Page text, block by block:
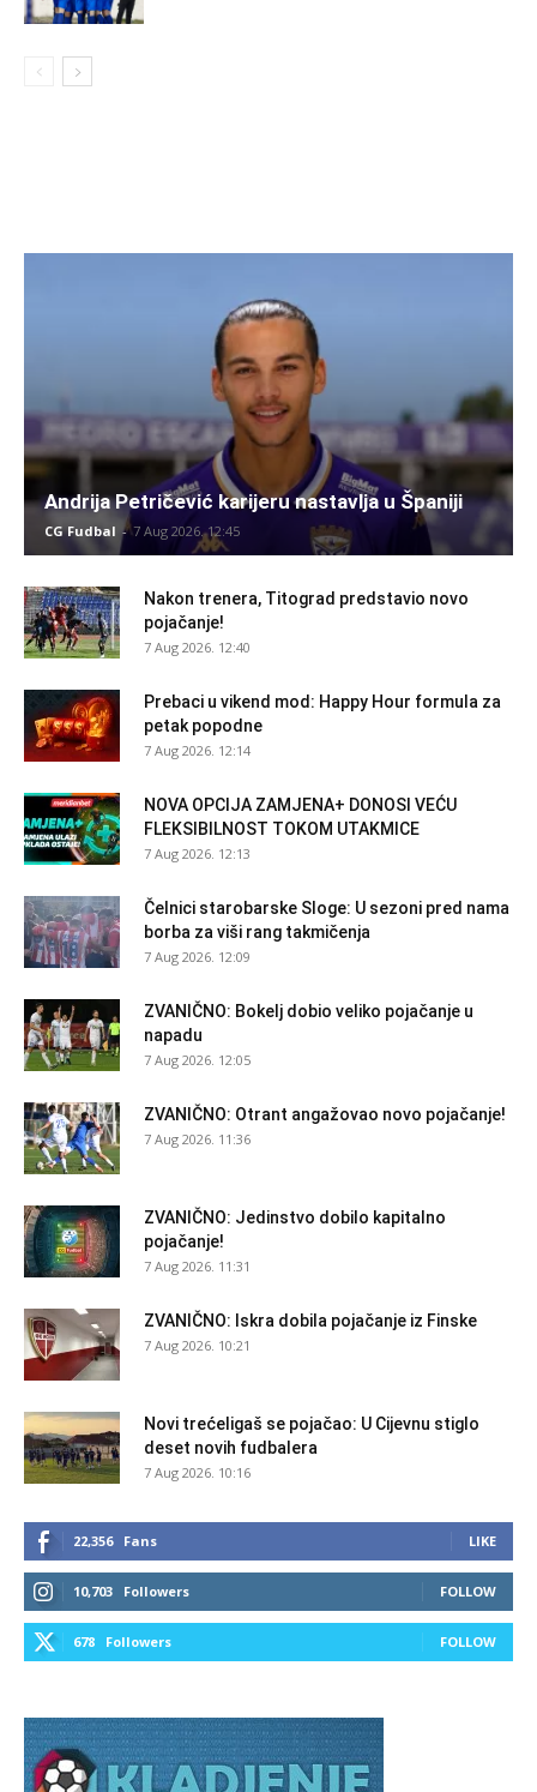
Andrija Petričević karijeru nastavlja u Španiji
CG Fudbal - 7 Aug 2026. 12:45
Nakon trenera, Titograd predstavio novo
pojačanje!
7 Aug 2026. 12:40
Prebaci u vikend mod: Happy Hour formula za
petak popodne
7 Aug 2026. 12:14
NOVA OPCIJA ZAMJENA+ DONOSI VEĆU
FLEKSIBILNOST TOKOM UTAKMICE
7 Aug 2026. 12:13
Čelnici starobarske Sloge: U sezoni pred nama
borba za viši rang takmičenja
7 Aug 2026. 12:09
ZVANIČNO: Bokelj dobio veliko pojačanje u
napadu
7 Aug 2026. 12:05
ZVANIČNO: Otrant angažovao novo pojačanje!
7 Aug 2026. 11:36
ZVANIČNO: Jedinstvo dobilo kapitalno
pojačanje!
7 Aug 2026. 11:31
ZVANIČNO: Iskra dobila pojačanje iz Finske
7 Aug 2026. 10:21
Novi trećeligaš se pojačao: U Cijevnu stiglo
deset novih fudbalera
7 Aug 2026. 10:16
22,356 Fans LIKE
10,703 Followers FOLLOW
678 Followers FOLLOW